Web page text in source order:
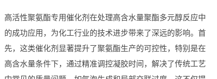
高活性聚氨酯专用催化剂在处理高含水量聚酯多元醇反应中
的成功应用，为化工行业的技术进步带来了深远的影响。首
先，这类催化剂显著提升了聚氨酯生产的可控性，特别是在
高含水量条件下，通过精准调控凝胶时间，解决了传统工艺